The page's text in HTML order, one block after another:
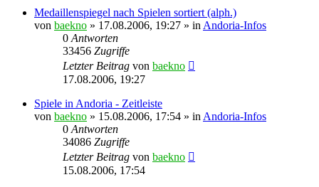
Medaillenspiegel nach Spielen sortiert (alph.)
von baekno » 17.08.2006, 19:27 » in Andoria-Infos
0 Antworten
33456 Zugriffe
Letzter Beitrag von baekno
17.08.2006, 19:27
Spiele in Andoria - Zeitleiste
von baekno » 15.08.2006, 17:54 » in Andoria-Infos
0 Antworten
34086 Zugriffe
Letzter Beitrag von baekno
15.08.2006, 17:54